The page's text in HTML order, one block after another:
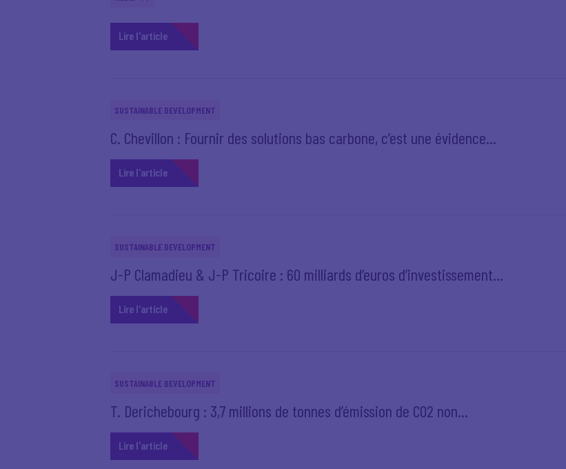
Lire l'article
SUSTAINABLE DEVELOPMENT
C. Chevillon : Fournir des solutions bas carbone, c’est une évidence...
Lire l'article
SUSTAINABLE DEVELOPMENT
J-P Clamadieu & J-P Tricoire : 60 milliards d’euros d’investissement...
Lire l'article
SUSTAINABLE DEVELOPMENT
T. Derichebourg : 3,7 millions de tonnes d’émission de CO2 non...
Lire l'article